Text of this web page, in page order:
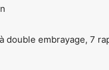
double embrayage, 7